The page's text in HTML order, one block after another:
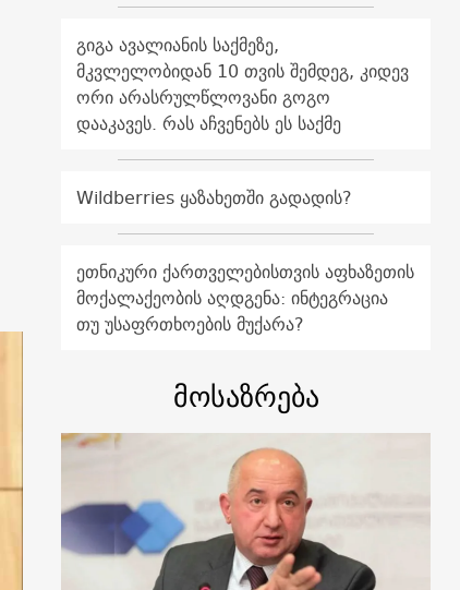
გიგა ავალიანის საქმეზე,
მკვლელობიდან 10 თვის შემდეგ, კიდევ
ორი არასრულწლოვანი გოგო
დააკავეს. რას აჩვენებს ეს საქმე
Wildberries ყაზახეთში გადადის?
ეთნიკური ქართველებისთვის აფხაზეთის
მოქალაქეობის აღდგენა: ინტეგრაცია
თუ უსაფრთხოების მუქარა?
მოსაზრება